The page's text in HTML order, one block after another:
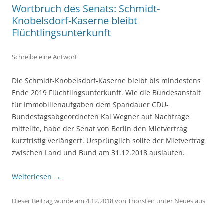
Wortbruch des Senats: Schmidt-
Knobelsdorf-Kaserne bleibt
Flüchtlingsunterkunft
Schreibe eine Antwort
Die Schmidt-Knobelsdorf-Kaserne bleibt bis mindestens
Ende 2019 Flüchtlingsunterkunft. Wie die Bundesanstalt
für Immobilienaufgaben dem Spandauer CDU-
Bundestagsabgeordneten Kai Wegner auf Nachfrage
mitteilte, habe der Senat von Berlin den Mietvertrag
kurzfristig verlängert. Ursprünglich sollte der Mietvertrag
zwischen Land und Bund am 31.12.2018 auslaufen.
Weiterlesen →
Dieser Beitrag wurde am 4.12.2018von Thorsten unter Neues aus